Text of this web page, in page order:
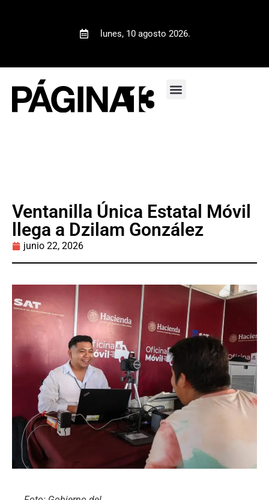
lunes, 10 agosto 2026.
Ventanilla Única Estatal Móvil
llega a Dzilam González
junio 22, 2026